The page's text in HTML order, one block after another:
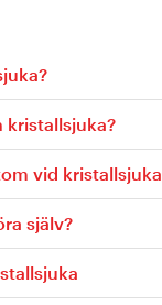
kristallsjuka?
vid kristallsjuka
själv?